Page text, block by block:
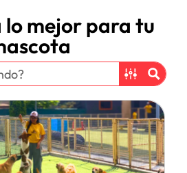
lo mejor para tu